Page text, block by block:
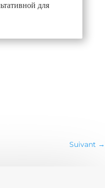
для
Suivant →